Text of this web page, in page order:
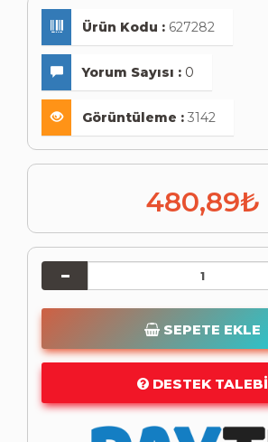
Ürün Kodu : 627282
Yorum Sayısı : 0
Görüntüleme : 3142
480,89₺
SEPETE EKLE
DESTEK TALEBI